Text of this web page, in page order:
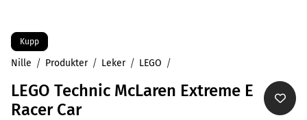
Kupp
Nille Produkter Leker LEGO
LEGO Technic McLaren Extreme E
Racer Car